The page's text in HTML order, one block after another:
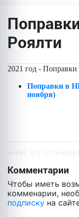
Роялти
2021 год -
Поправки в
ноября)
Комментарии
Чтобы иметь
комменарии,
подписку на